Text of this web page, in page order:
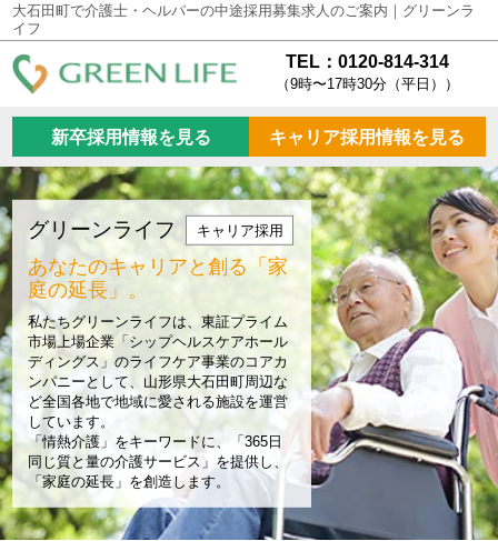
大石田町で介護士・ヘルパーの中途採用募集求人のご案内｜グリーンラ
イフ
TEL：0120-814-314
（9時〜17時30分（平日））
新卒採用情報を見る キャリア採用情報を見る
グリーンライフ キャリア採用
あなたのキャリアと創る「家
庭の延長」。
私たちグリーンライフは、東証プライム
市場上場企業「シップヘルスケアホール
ディングス」のライフケア事業のコアカ
ンパニーとして、山形県大石田町周辺な
ど全国各地で地域に愛される施設を運営
しています。
「情熱介護」をキーワードに、「365日
同じ質と量の介護サービス」を提供し、
「家庭の延長」を創造します。